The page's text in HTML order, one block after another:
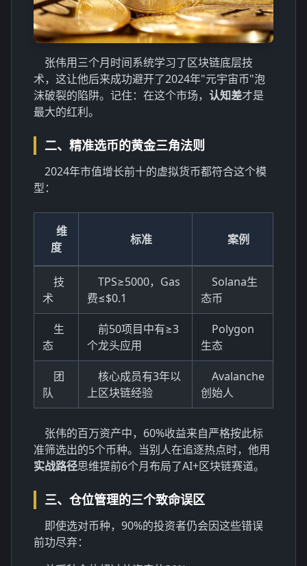
张伟用三个月时间系统学习了区块链底层技
术，这让他后来成功避开了2024年"元宇宙币"泡
沫破裂的陷阱。记住：在这个市场， 认知差才是
最大的红利。
二、精准选币的黄金三角法则
2024年市值增长前十的虚拟货币都符合这个模
型：
维
度
标准 案例
技
术
TPS≥5000，Gas
费≤$0.1
Solana生
态币
生
态
前50项目中有≥3
个龙头应用
Polygon
生态
团
队
核心成员有3年以
上区块链经验
Avalanche
创始人
张伟的百万资产中，60%收益来自严格按此标
准筛选出的5个币种。当别人在追逐热点时，他用
实战路径思维提前6个月布局了AI+区块链赛道。
三、仓位管理的三个致命误区
即使选对币种，90%的投资者仍会因这些错误
前功尽弃：